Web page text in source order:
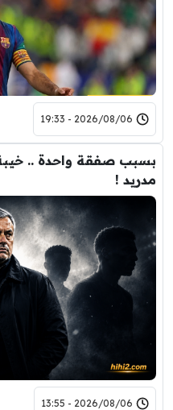
2026/08/06 - 19:33
بسبب صفقة واحدة ..
مدريد !
2026/08/06 - 13:55